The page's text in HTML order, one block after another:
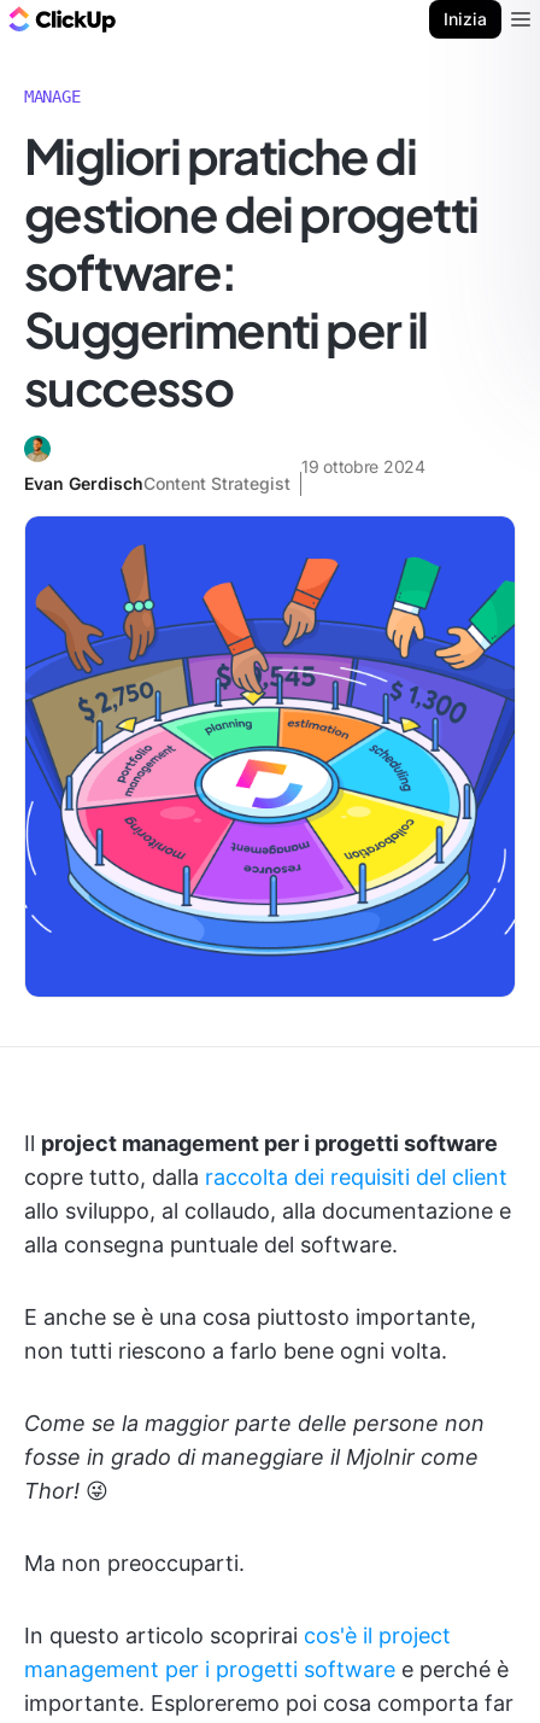
Inizia
MANAGE
Migliori pratiche di
gestione dei progetti
software:
Suggerimenti per il
successo
Evan GerdischContent Strategist
19 ottobre 2024
Il project management per i progetti software
copre tutto, dalla raccolta dei requisiti del client
allo sviluppo, al collaudo, alla documentazione e
alla consegna puntuale del software.
E anche se è una cosa piuttosto importante,
non tutti riescono a farlo bene ogni volta.
Come se la maggior parte delle persone non
fosse in grado di maneggiare il Mjolnir come
Thor! 😜
Ma non preoccuparti.
In questo articolo scoprirai cos'è il project
management per i progetti software e perché è
importante. Esploreremo poi cosa comporta far